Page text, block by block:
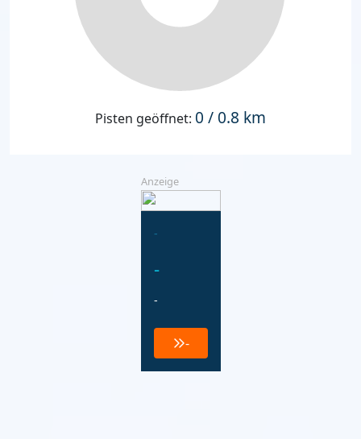
Pisten geöffnet: 0 / 0.8 km
Anzeige
-
-
-
-